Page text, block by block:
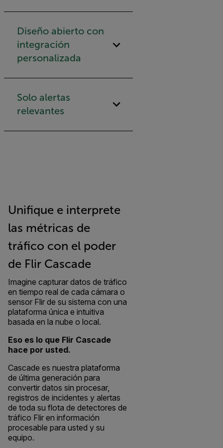
Diseño abierto con
integración
personalizada
Solo alertas
relevantes
Unifique e interprete
las métricas de
tráfico con el poder
de Flir Cascade
Imagine capturar datos de tráfico
en tiempo real de cada cámara o
sensor Flir de su sistema con una
plataforma única e intuitiva
basada en la nube o local.
Eso es lo que Flir Cascade
hace por usted.
Cascade es nuestra plataforma
de última generación para
convertir datos sin procesar,
registros de incidentes y alertas
de toda su flota de detectores de
tráfico Flir en información
procesable para usted y su
equipo.